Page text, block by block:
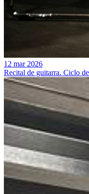
12 mar 2026
Recital de guitarra. Ciclo